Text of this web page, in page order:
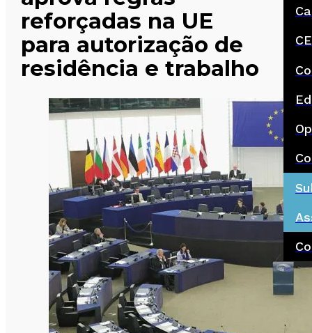
reforçadas na UE
para autorização de
residência e trabalho